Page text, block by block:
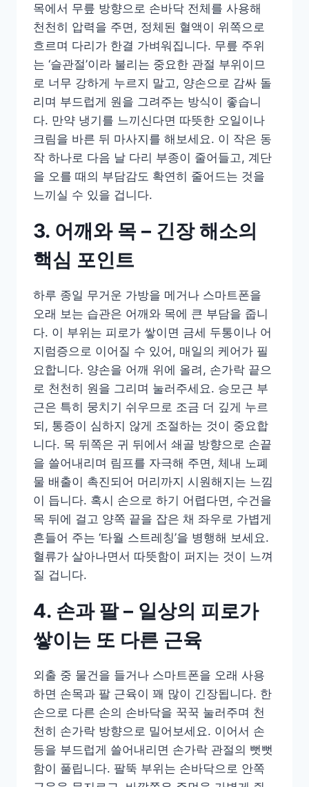
목에서 무릎 방향으로 손바닥 전체를 사용해
천천히 압력을 주면, 정체된 혈액이 위쪽으로
흐르며 다리가 한결 가벼워집니다. 무릎 주위
는 ‘슬관절’이라 불리는 중요한 관절 부위이므
로 너무 강하게 누르지 말고, 양손으로 감싸 돌
리며 부드럽게 원을 그려주는 방식이 좋습니
다. 만약 냉기를 느끼신다면 따뜻한 오일이나
크림을 바른 뒤 마사지를 해보세요. 이 작은 동
작 하나로 다음 날 다리 부종이 줄어들고, 계단
을 오를 때의 부담감도 확연히 줄어드는 것을
느끼실 수 있을 겁니다.
3. 어깨와 목 – 긴장 해소의
핵심 포인트
하루 종일 무거운 가방을 메거나 스마트폰을
오래 보는 습관은 어깨와 목에 큰 부담을 줍니
다. 이 부위는 피로가 쌓이면 금세 두통이나 어
지럼증으로 이어질 수 있어, 매일의 케어가 필
요합니다. 양손을 어깨 위에 올려, 손가락 끝으
로 천천히 원을 그리며 눌러주세요. 승모근 부
근은 특히 뭉치기 쉬우므로 조금 더 깊게 누르
되, 통증이 심하지 않게 조절하는 것이 중요합
니다. 목 뒤쪽은 귀 뒤에서 쇄골 방향으로 손끝
을 쓸어내리며 림프를 자극해 주면, 체내 노폐
물 배출이 촉진되어 머리까지 시원해지는 느낌
이 듭니다. 혹시 손으로 하기 어렵다면, 수건을
목 뒤에 걸고 양쪽 끝을 잡은 채 좌우로 가볍게
흔들어 주는 ‘타월 스트레칭’을 병행해 보세요.
혈류가 살아나면서 따뜻함이 퍼지는 것이 느껴
질 겁니다.
4. 손과 팔 – 일상의 피로가
쌓이는 또 다른 근육
외출 중 물건을 들거나 스마트폰을 오래 사용
하면 손목과 팔 근육이 꽤 많이 긴장됩니다. 한
손으로 다른 손의 손바닥을 꾹꾹 눌러주며 천
천히 손가락 방향으로 밀어보세요. 이어서 손
등을 부드럽게 쓸어내리면 손가락 관절의 뻣뻣
함이 풀립니다. 팔뚝 부위는 손바닥으로 안쪽